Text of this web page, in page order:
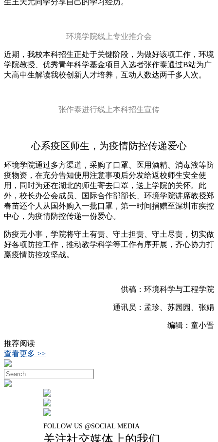
生王天元同学分享自己的学习经历。
环境学院线上专业推介会
近期，我校本科招生正处于关键阶段，为做好该项工作，环境
学院教授、优秀青年科学基金项目入选者张作泰通过B站为广
大高中生解读我校创新人才培养，互动人数达两千多人次。
张作泰进行线上本科招生宣传
心系疫区师生，为疫情防控传递爱心
环境学院通过多方渠道，采购了口罩、医用酒精、消毒液等防
疫物资，在充分告知使用注意事项后分发给返校师生安全使
用，同时为还在湖北的师生寄去口罩，送上学院的关怀。此
外，校长办公会成员、国际合作部部长、环境学院讲席教授郑
春苗还个人从国外购入一批口罩，第一时间捐赠至深圳市疾控
中心，为疫情防控传递一份爱心。
防疫无小事，学院将守土有责、守土担责、守土尽责，切实做
好各项防控工作，推动教学科学等工作有序开展，齐心协力打
赢疫情防控攻坚战。
供稿：环境科学与工程学院
通讯员：孟珍、苏园园、张娟
编辑：童小晋
推荐阅读
查看更多 >>
FOLLOW US @SOCIAL MEDIA
关注社交媒体上的我们